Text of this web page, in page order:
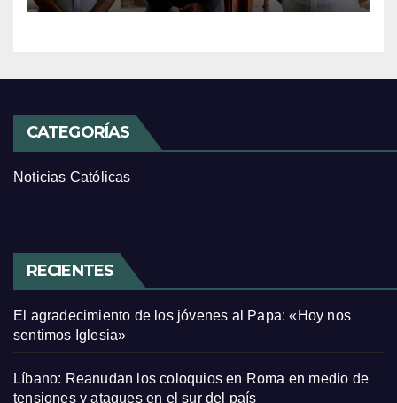
CATEGORÍAS
Noticias Católicas
RECIENTES
El agradecimiento de los jóvenes al Papa: «Hoy nos
sentimos Iglesia»
Líbano: Reanudan los coloquios en Roma en medio de
tensiones y ataques en el sur del país